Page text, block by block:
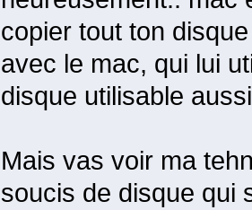
copier tout ton
avec le mac, qui lui
disque utilisable
Mais vas voir ma
soucis de disque qui